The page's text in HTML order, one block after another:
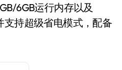
6GB运行内存以及
支持超级省电模式，配备